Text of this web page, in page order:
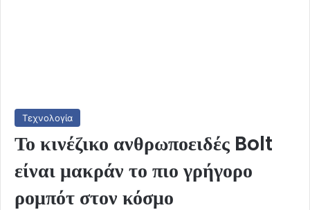
Τεχνολογία
Το κινέζικο ανθρωποειδές Bolt
είναι μακράν το πιο γρήγορο
ρομπότ στον κόσμο